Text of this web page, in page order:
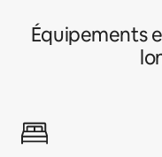
Équipements